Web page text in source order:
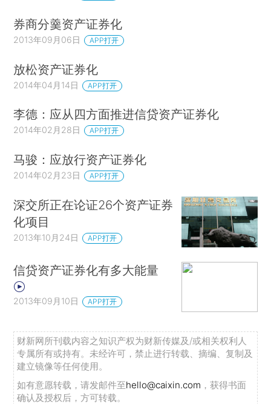
券商分羹资产证券化
2013年09月06日 APP打开
放松资产证券化
2014年04月14日 APP打开
李德：应从四方面推进信贷资产证券化
2014年02月28日 APP打开
马骏：应放行资产证券化
2014年02月23日 APP打开
深交所正在论证26个资产证券
化项目
2013年10月24日 APP打开
信贷资产证券化有多大能量
2013年09月10日 APP打开
财新网所刊载内容之知识产权为财新传媒及/或相关权利人
专属所有或持有。未经许可，禁止进行转载、摘编、复制及
建立镜像等任何使用。
如有意愿转载，请发邮件至hello@caixin.com ，获得书面
确认及授权后，方可转载。